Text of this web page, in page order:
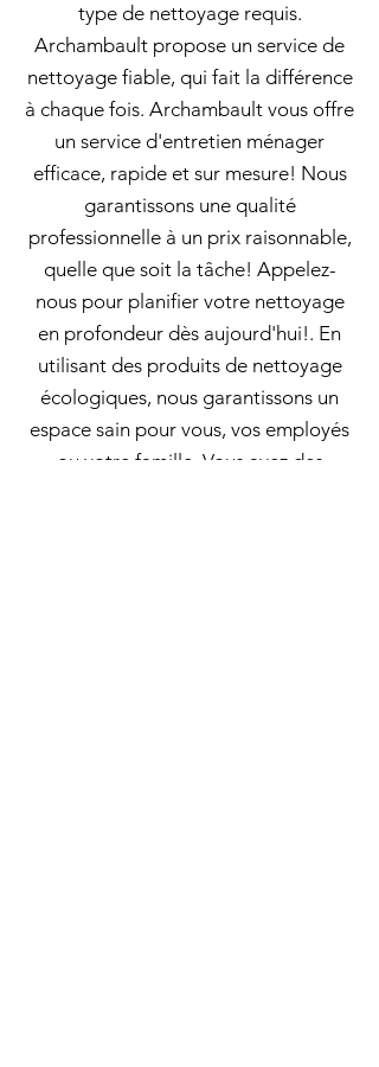
type de nettoyage requis.
Archambault propose un service de
nettoyage fiable, qui fait la différence
à chaque fois. Archambault vous offre
un service d'entretien ménager
efficace, rapide et sur mesure! Nous
garantissons une qualité
professionnelle à un prix raisonnable,
quelle que soit la tâche! Appelez-
nous pour planifier votre nettoyage
en profondeur dès aujourd'hui!. En
utilisant des produits de nettoyage
écologiques, nous garantissons un
espace sain pour vous, vos employés
ou votre famille. Vous avez des